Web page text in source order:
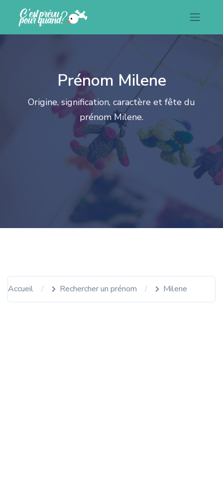
Prénom Milene
Origine, signification, caractère et fête du
prénom Milene.
Accueil Rechercher un prénom Milene